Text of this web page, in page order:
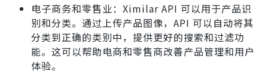
电子商务和零售业：Ximilar API 可以用于产品识
别和分类。通过上传产品图像，API 可以自动将其
分类到正确的类别中，提供更好的搜索和过滤功
能。这可以帮助电商和零售商改善产品管理和用户
体验。